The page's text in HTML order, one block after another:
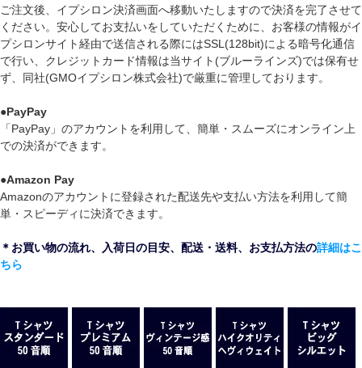
ご注文後、イプシロン決済画面へ移動いたしますので決済を完了させて
ください。安心してお支払いをしていただくために、お客様の情報がイ
プシロンサイト経由で送信される際にはSSL(128bit)による暗号化通信
で行い、クレジットカード情報は当サイト(ブルーラインズ)では保有せ
ず、同社(GMOイプシロン株式会社)で厳重に管理しております。
●PayPay
「PayPay」のアカウントを利用して、簡単・スムーズにオンライン上
での決済ができます。
●Amazon Pay
Amazonのアカウントに登録された配送先や支払い方法を利用して簡
単・スピーディに決済できます。
＊お買い物の流れ、入荷日の目安、配送・送料、お支払方法の詳細はこ
ちら